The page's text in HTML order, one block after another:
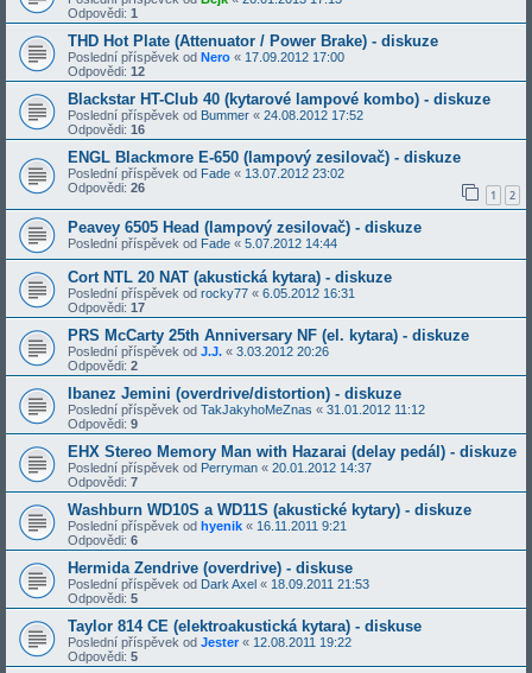
Odpovědi: 1
THD Hot Plate (Attenuator / Power Brake) - diskuze
Poslední příspěvek od Nero « 17.09.2012 17:00
Odpovědi: 12
Blackstar HT-Club 40 (kytarové lampové kombo) - diskuze
Poslední příspěvek od Bummer « 24.08.2012 17:52
Odpovědi: 16
ENGL Blackmore E-650 (lampový zesilovač) - diskuze
Poslední příspěvek od Fade « 13.07.2012 23:02
Odpovědi: 26 1 2
Peavey 6505 Head (lampový zesilovač) - diskuze
Poslední příspěvek od Fade « 5.07.2012 14:44
Cort NTL 20 NAT (akustická kytara) - diskuze
Poslední příspěvek od rocky77 « 6.05.2012 16:31
Odpovědi: 17
PRS McCarty 25th Anniversary NF (el. kytara) - diskuze
Poslední příspěvek od J.J. « 3.03.2012 20:26
Odpovědi: 2
Ibanez Jemini (overdrive/distortion) - diskuze
Poslední příspěvek od TakJakyhoMeZnas « 31.01.2012 11:12
Odpovědi: 9
EHX Stereo Memory Man with Hazarai (delay pedál) - diskuze
Poslední příspěvek od Perryman « 20.01.2012 14:37
Odpovědi: 7
Washburn WD10S a WD11S (akustické kytary) - diskuze
Poslední příspěvek od hyenik « 16.11.2011 9:21
Odpovědi: 6
Hermida Zendrive (overdrive) - diskuse
Poslední příspěvek od Dark Axel « 18.09.2011 21:53
Odpovědi: 5
Taylor 814 CE (elektroakustická kytara) - diskuse
Poslední příspěvek od Jester« 12.08.2011 19:22
Odpovědi: 5